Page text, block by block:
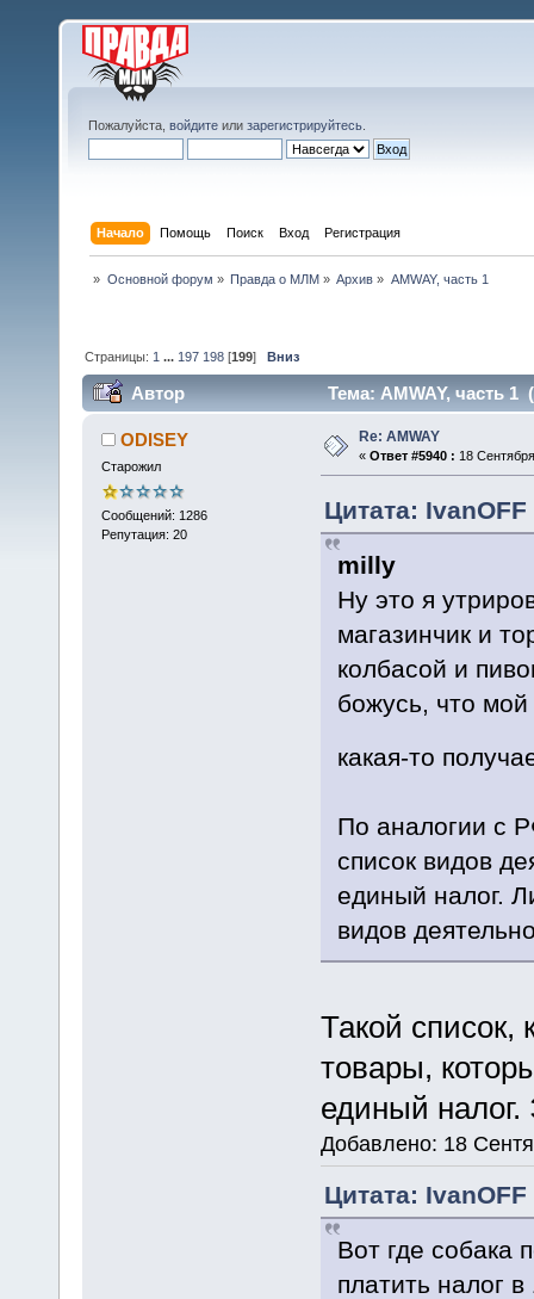
Пожалуйста, войдите или зарегистрируйтесь
Начало Помощь Поиск Вход Регистрация
» Основной форум » Правда о МЛМ » Архив » AMWAY, часть 1
Страницы: 1 ... 197 198 [199]Вниз
Автор Тема: AMWAY, часть 1
ODISEY
Старожил
Сообщений: 1286
Репутация: 20
Re: AMWAY
« Ответ #5940 : 18
Цитата:
milly
Ну это я
магазинчик и
колбасой и
божусь, что
какая-то
По аналогии с
список видов
единый налог.
видов
Такой список,
товары,
единый
Добавлено: 18
Цитата:
Вот где собака
платить налог